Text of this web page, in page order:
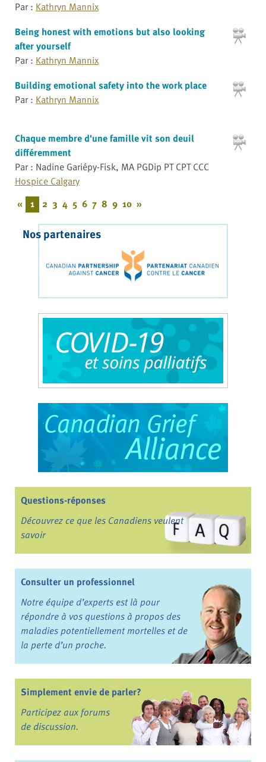
Par : Kathryn Mannix
Being honest with emotions but also looking
after yourself
Par : Kathryn Mannix
Building emotional safety into the work place
Par : Kathryn Mannix
Chaque membre d'une famille vit son deuil
différemment
Par : Nadine Gariépy-Fisk, MA PGDip PT CPT CCC
Hospice Calgary
« 1 2 3 4 5 6 7 8 9 10 »
Nos partenaires
Questions-réponses
Découvrez ce que les Canadiens veulent
savoir
Consulter un professionnel
Notre équipe d’experts est là pour
répondre à vos questions à propos des
maladies potentiellement mortelles et de
la perte d’un proche.
Simplement envie de parler?
Participez aux forums
de discussion.